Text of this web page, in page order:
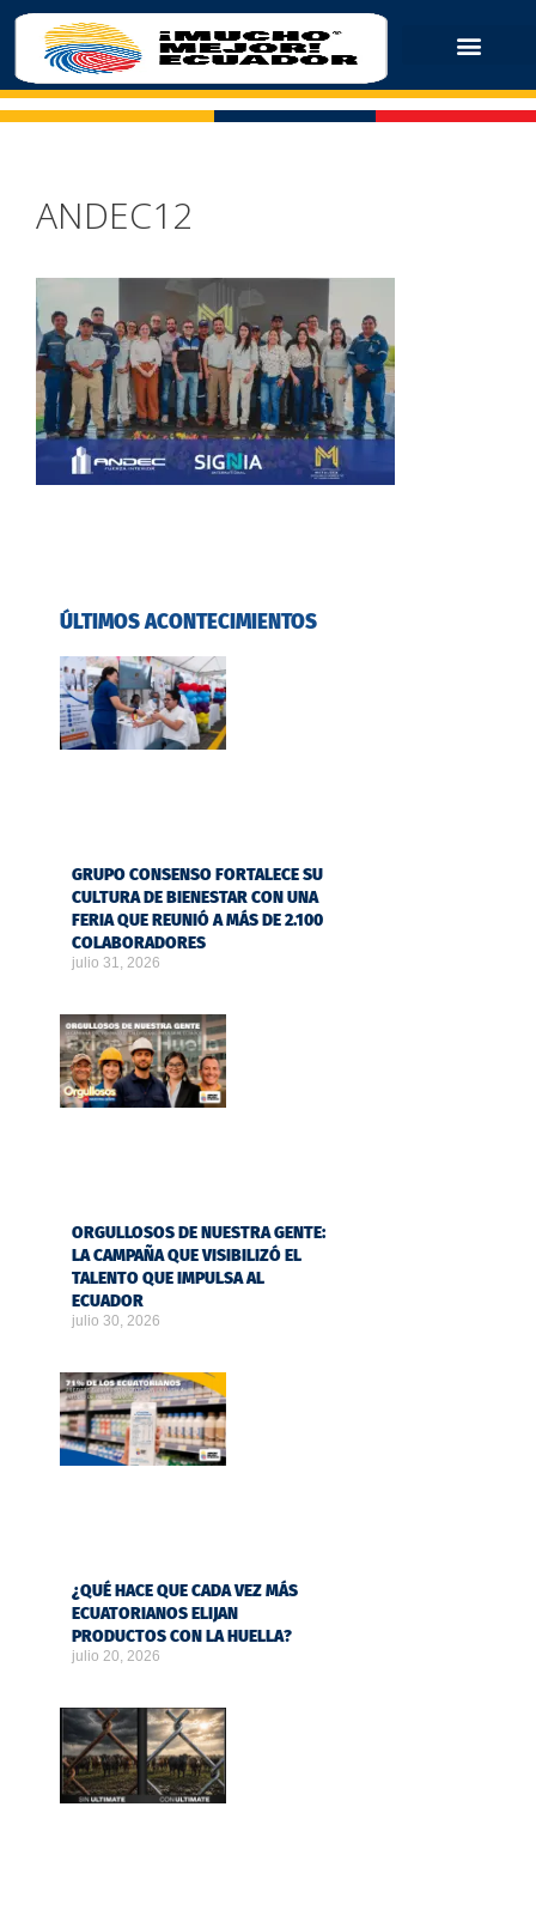
ANDEC12
ÚLTIMOS ACONTECIMIENTOS
GRUPO CONSENSO FORTALECE SU
CULTURA DE BIENESTAR CON UNA
FERIA QUE REUNIÓ A MÁS DE 2.100
COLABORADORES
julio 31, 2026
ORGULLOSOS DE NUESTRA GENTE:
LA CAMPAÑA QUE VISIBILIZÓ EL
TALENTO QUE IMPULSA AL
ECUADOR
julio 30, 2026
¿QUÉ HACE QUE CADA VEZ MÁS
ECUATORIANOS ELIJAN
PRODUCTOS CON LA HUELLA?
julio 20, 2026